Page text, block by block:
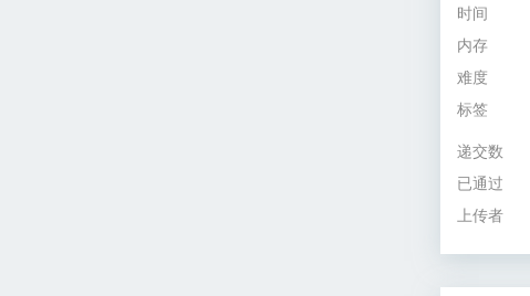
时间
内存
难度
标签
递交数
已通过
上传者